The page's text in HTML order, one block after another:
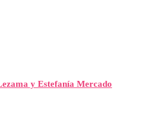
y Estefanía Mercado